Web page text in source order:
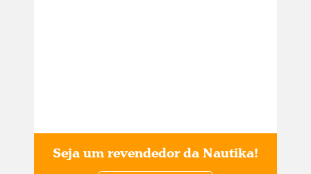
Seja um revendedor da Nautika!